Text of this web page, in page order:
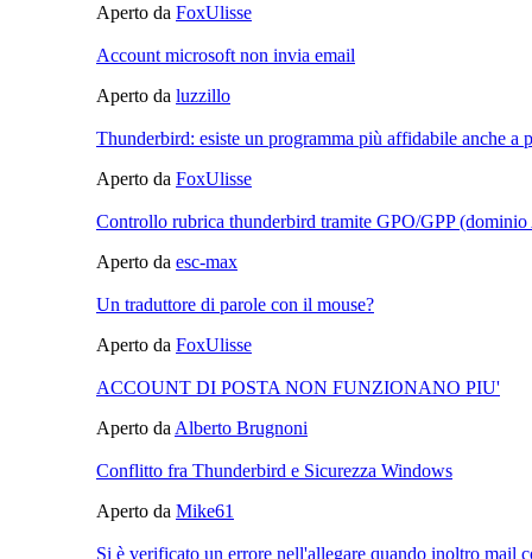
Aperto da FoxUlisse
Account microsoft non invia email
Aperto da luzzillo
Thunderbird: esiste un programma più affidabile anche a
Aperto da FoxUlisse
Controllo rubrica thunderbird tramite GPO/GPP
Aperto da esc-max
Un traduttore di parole con il mouse?
Aperto da FoxUlisse
ACCOUNT DI POSTA NON FUNZIONANO PIU'
Aperto da Alberto Brugnoni
Conflitto fra Thunderbird e Sicurezza Windows
Aperto da Mike61
Si è verificato un errore nell'allegare quando inoltro mail